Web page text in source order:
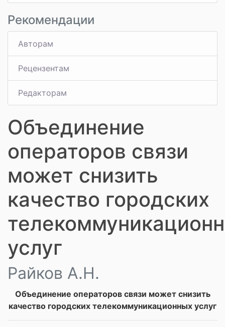
Рекомендации
Авторам
Рецензентам
Редакторам
Объединение
операторов связи
может снизить
качество городских
услуг
Райков А.Н.
Объединение операторов связи может снизить
качество городских телекоммуникационных услуг